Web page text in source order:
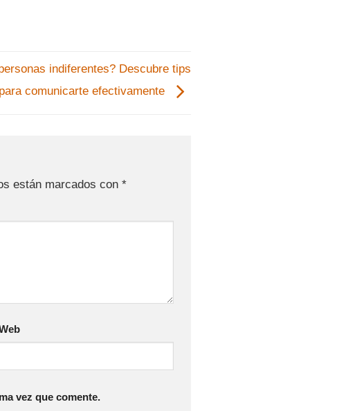
indiferentes? Descubre tips
para comunicarte efectivamente
están marcados con *
vez que comente.